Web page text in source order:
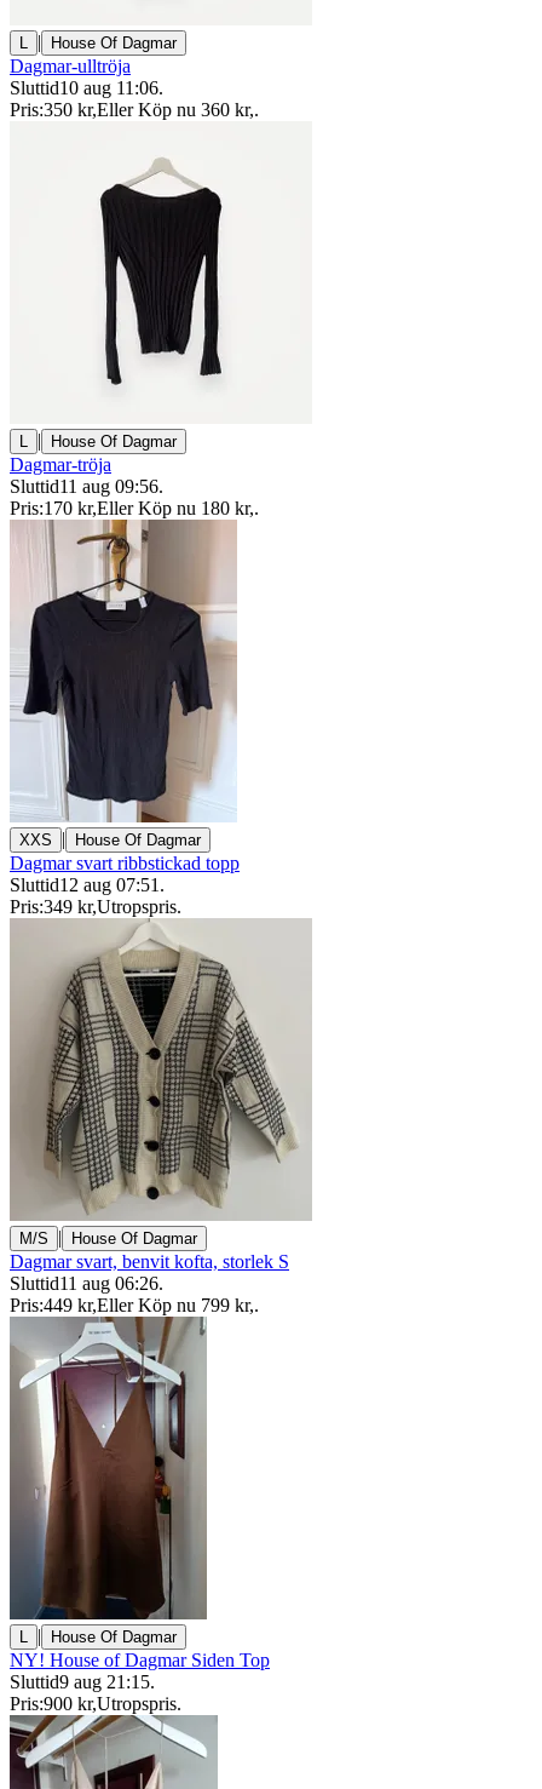
L | House Of Dagmar
Dagmar-ulltröja
Sluttid10 aug 11:06.
Pris:350 kr,Eller Köp nu 360 kr,.
L | House Of Dagmar
Dagmar-tröja
Sluttid11 aug 09:56.
Pris:170 kr,Eller Köp nu 180 kr,.
XXS | House Of Dagmar
Dagmar svart ribbstickad topp
Sluttid12 aug 07:51 .
Pris:349 kr,Utropspris.
M/S | House Of Dagmar
Dagmar svart, benvit kofta, storlek S
Sluttid11 aug 06:26.
Pris:449 kr,Eller Köp nu 799 kr,.
L | House Of Dagmar
NY! House of Dagmar Siden Top
Sluttid9 aug 21:15.
Pris:900 kr,Utropspris.